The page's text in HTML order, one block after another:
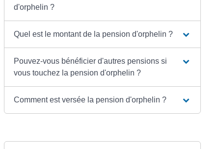
d'orphelin ?
Quel est le montant de la pension d'orphelin ?
Pouvez-vous bénéficier d'autres pensions si
vous touchez la pension d'orphelin ?
Comment est versée la pension d'orphelin ?